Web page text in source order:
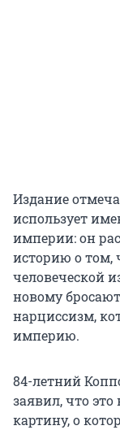
Издание
использует
империи: он
историю о том,
человеческой
новому
нарциссизм,
империю.
84-летний
заявил, что
картину, о